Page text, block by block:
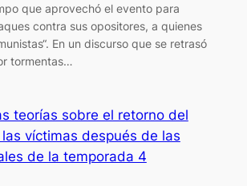
que aprovechó el evento para
contra sus opositores, a quienes
En un discurso que se retrasó
tormentas…